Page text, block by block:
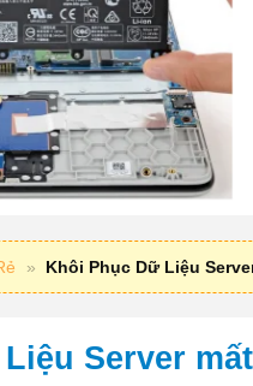
» Khôi Phục Dữ Liệu
Server